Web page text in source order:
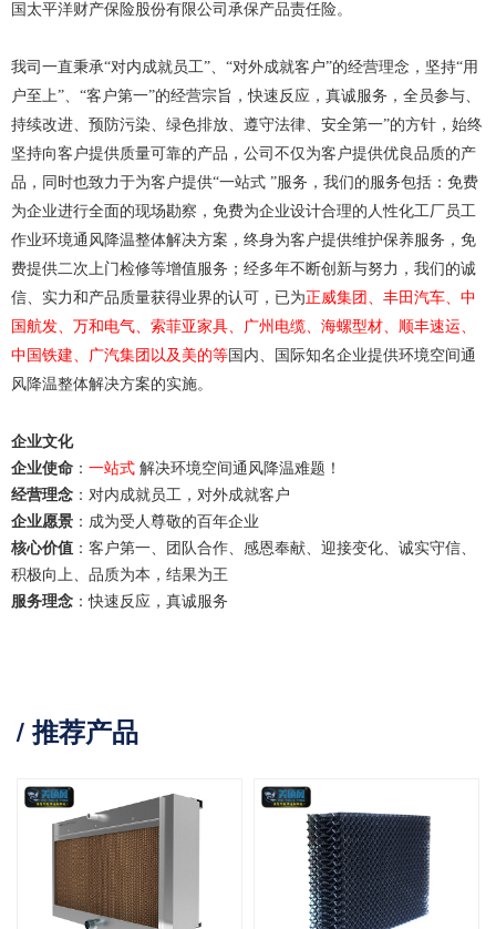
国太平洋财产保险股份有限公司承保产品责任险。
我司一直秉承“对内成就员工”、“对外成就客户”的经营理念，坚持“用
户至上”、“客户第一”的经营宗旨，快速反应，真诚服务，全员参与、
持续改进、预防污染、绿色排放、遵守法律、安全第一”的方针，始终
坚持向客户提供质量可靠的产品，公司不仅为客户提供优良品质的产
品，同时也致力于为客户提供“一站式 ”服务，我们的服务包括：免费
为企业进行全面的现场勘察，免费为企业设计合理的人性化工厂员工
作业环境通风降温整体解决方案，终身为客户提供维护保养服务，免
费提供二次上门检修等增值服务；经多年不断创新与努力，我们的诚
信、实力和产品质量获得业界的认可，已为正威集团、丰田汽车、中
国航发、万和电气、索菲亚家具、广州电缆、海螺型材、顺丰速运、
中国铁建、广汽集团以及美的等 国内、国际知名企业提供环境空间通
风降温整体解决方案的实施。
企业文化
企业使命 ： 一站式 解决环境空间通风降温难题！
经营理念 ：对内成就员工，对外成就客户
企业愿景 ：成为受人尊敬的百年企业
核心价值 ：客户第一、团队合作、感恩奉献、迎接变化、诚实守信、
积极向上、品质为本，结果为王
服务理念 ：快速反应，真诚服务
/ 推荐产品